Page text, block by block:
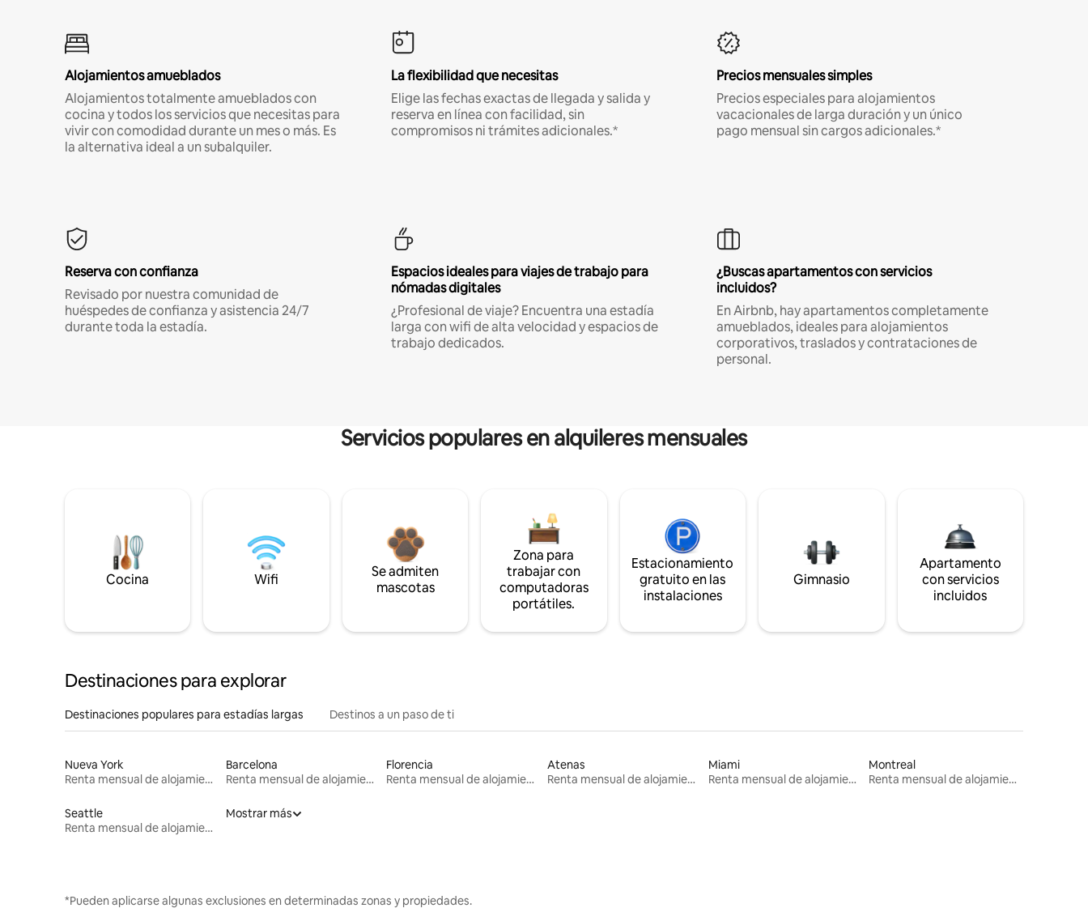
Alojamientos amueblados
Alojamientos totalmente amueblados con
cocina y todos los servicios que necesitas para
vivir con comodidad durante un mes o más. Es
la alternativa ideal a un subalquiler.
La flexibilidad que necesitas
Elige las fechas exactas de llegada y salida y
reserva en línea con facilidad, sin
compromisos ni trámites adicionales.*
Precios mensuales simples
Precios especiales para alojamientos
vacacionales de larga duración y un único
pago mensual sin cargos adicionales.*
Reserva con confianza
Revisado por nuestra comunidad de
huéspedes de confianza y asistencia 24/7
durante toda la estadía.
Espacios ideales para viajes de trabajo para
nómadas digitales
¿Profesional de viaje? Encuentra una estadía
larga con wifi de alta velocidad y espacios de
trabajo dedicados.
¿Buscas apartamentos con servicios
incluidos?
En Airbnb, hay apartamentos completamente
amueblados, ideales para alojamientos
corporativos, traslados y contrataciones de
personal.
Servicios populares en alquileres mensuales
Cocina Wifi
Se admiten
mascotas
Zona para
trabajar con
computadoras
portátiles.
Estacionamiento
gratuito en las
instalaciones
Gimnasio
Apartamento
con servicios
incluidos
Destinaciones para explorar
Destinaciones populares para estadías largas Destinos a un paso de ti
Nueva York
Renta mensual de alojamientos
Barcelona
Renta mensual de alojamientos
Florencia
Renta mensual de alojamientos
Atenas
Renta mensual de alojamientos
Miami
Renta mensual de alojamientos
Montreal
Renta mensual de alojamientos
Seattle
Renta mensual de alojamientos
Mostrar más
*Pueden aplicarse algunas exclusiones en determinadas zonas y propiedades.